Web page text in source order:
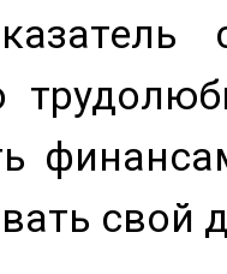
свой